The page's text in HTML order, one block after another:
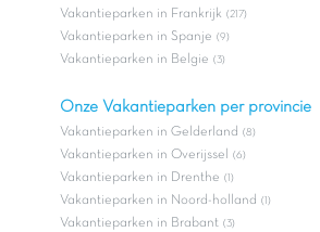
Vakantieparken in Frankrijk (217)
Vakantieparken in Spanje (9)
Vakantieparken in Belgie (3)
Onze Vakantieparken per provincie
Vakantieparken in Gelderland (8)
Vakantieparken in Overijssel (6)
Vakantieparken in Drenthe (1)
Vakantieparken in Noord-holland (1)
Vakantieparken in Brabant (3)